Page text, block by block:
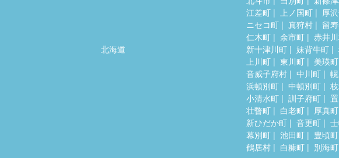
北海道
江差町
上ノ国町 厚
ニセコ町
真狩村 留
仁木町
余市町 赤井
新十津川町
妹背牛町
上川町
東川町 美瑛町
音威子府村
中川町
浜頓別町
中頓別町
小清水町
訓子府町
壮瞥町
白老町 厚真町
新ひだか町
音更町
幕別町
池田町 豊頃町
鶴居村
白糠町 別海町